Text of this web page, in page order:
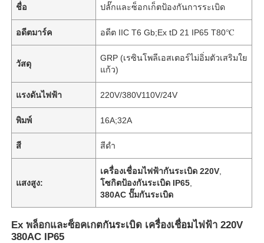
ชื่อ ปลั๊กและซ็อกเก็ตป้องกันการระเบิด
อดีตมาร์ค อดีต IIC T6 Gb;Ex tD 21 IP65 T80℃
วัสดุ
GRP (เรซินโพลีเอสเตอร์ไม่อิ่มตัวเสริมใย
แก้ว)
แรงดันไฟฟ้า 220V/380V110V/24V
พิมพ์ 16A;32A
สี สีดำ
แสงสูง:
เครื่องเชื่อมไฟฟ้ากันระเบิด 220V
โซกิตป้องกันระเบิด IP65
380AC ปั๊มกันระเบิด
Ex พล็อกและซ็อคเกตกันระเบิด เครื่องเชื่อมไฟฟ้า 220V
380AC IP65